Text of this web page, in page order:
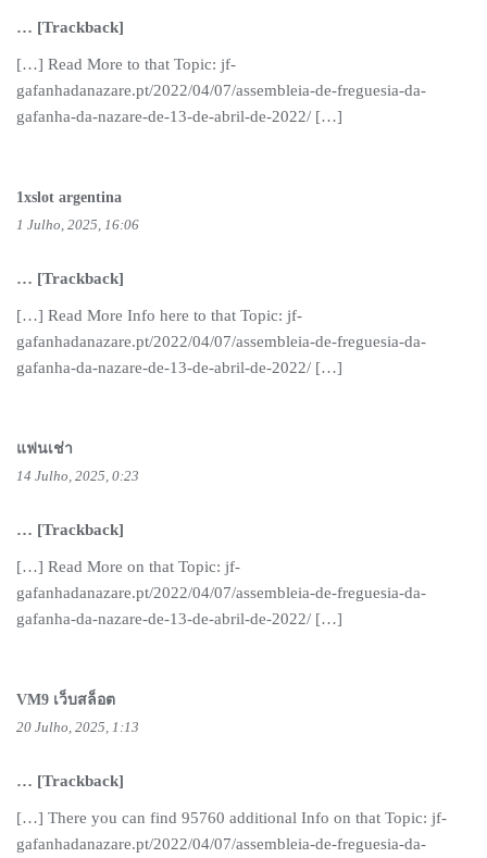
… [Trackback]
[…] Read More to that Topic: jf-
gafanhadanazare.pt/2022/04/07/assembleia-de-freguesia-da-
gafanha-da-nazare-de-13-de-abril-de-2022/ […]
1xslot argentina
1 Julho, 2025, 16:06
… [Trackback]
[…] Read More Info here to that Topic: jf-
gafanhadanazare.pt/2022/04/07/assembleia-de-freguesia-da-
gafanha-da-nazare-de-13-de-abril-de-2022/ […]
แฟนเช่า
14 Julho, 2025, 0:23
… [Trackback]
[…] Read More on that Topic: jf-
gafanhadanazare.pt/2022/04/07/assembleia-de-freguesia-da-
gafanha-da-nazare-de-13-de-abril-de-2022/ […]
VM9 เว็บสล็อต
20 Julho, 2025, 1:13
… [Trackback]
[…] There you can find 95760 additional Info on that Topic: jf-
gafanhadanazare.pt/2022/04/07/assembleia-de-freguesia-da-